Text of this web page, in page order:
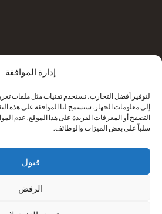
إدارة الموافقة
لتوفير أفضل التجارب، نستخدم تقنيات مثل ملفات
إلى معلومات الجهاز. ستسمح لنا الموافقة على هذه
التصفح أو المعرفات الفريدة على هذا الموقع. عدم
سلباً على بعض الميزات والوظائف.
قبول
الرفض
المدونة السريرية
إعادة بناء أطراف